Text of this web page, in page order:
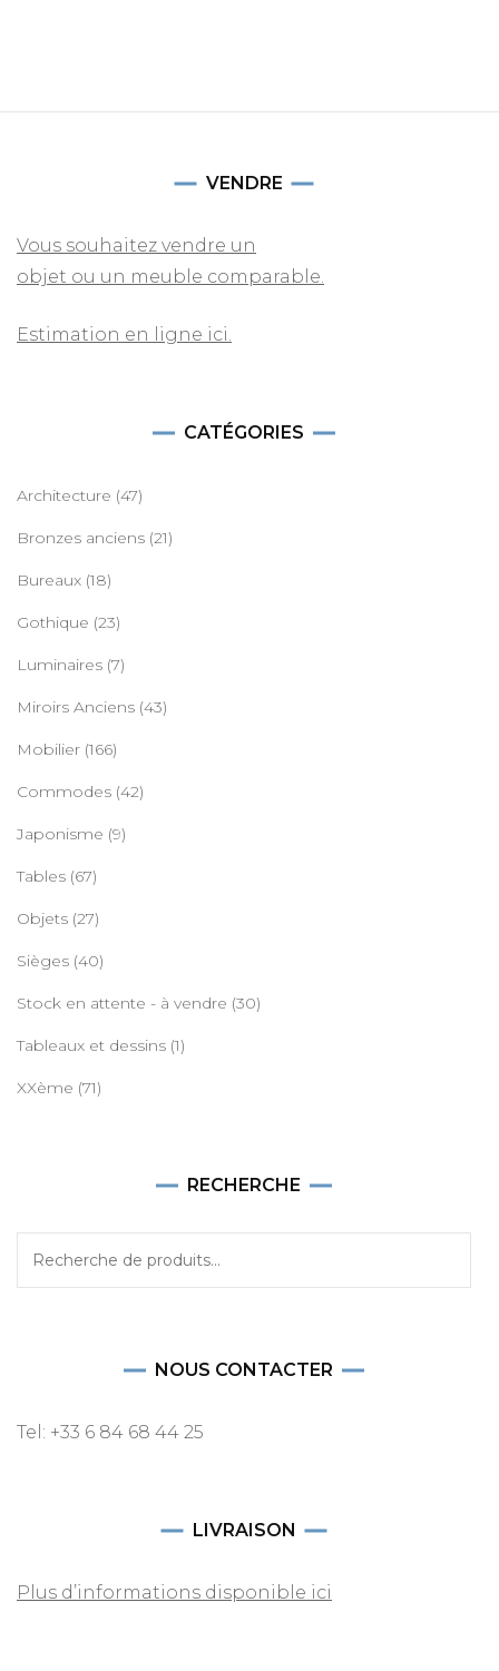
VENDRE
Vous souhaitez vendre un
objet ou un meuble comparable.
Estimation en ligne ici.
CATÉGORIES
Architecture (47)
Bronzes anciens (21)
Bureaux (18)
Gothique (23)
Luminaires (7)
Miroirs Anciens (43)
Mobilier (166)
Commodes (42)
Japonisme (9)
Tables (67)
Objets (27)
Sièges (40)
Stock en attente - à vendre (30)
Tableaux et dessins (1)
XXème (71)
RECHERCHE
NOUS CONTACTER
Tel: +33 6 84 68 44 25
LIVRAISON
Plus d’informations disponible ici